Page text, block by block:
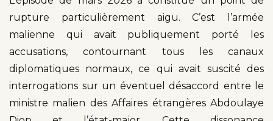
rupture particulièrement aigu. C’est l’armée
malienne qui avait publiquement porté les
accusations, contournant tous les canaux
diplomatiques normaux, ce qui avait suscité des
interrogations sur un éventuel désaccord entre le
ministre malien des Affaires étrangères Abdoulaye